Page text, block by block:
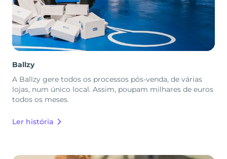
Ballzy
A Ballzy gere todos os processos pós-venda, de várias
lojas, num único local. Assim, poupam milhares de euros
todos os meses.
Ler história